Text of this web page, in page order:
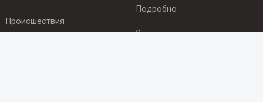
Происшествия
Подробно
Здоровье